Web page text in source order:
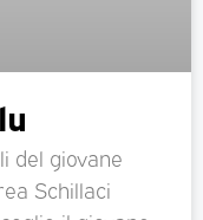
del giovane
Schillaci